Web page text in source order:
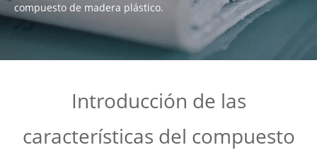
compuesto de madera plástico.
Introducción de las
características del compuesto